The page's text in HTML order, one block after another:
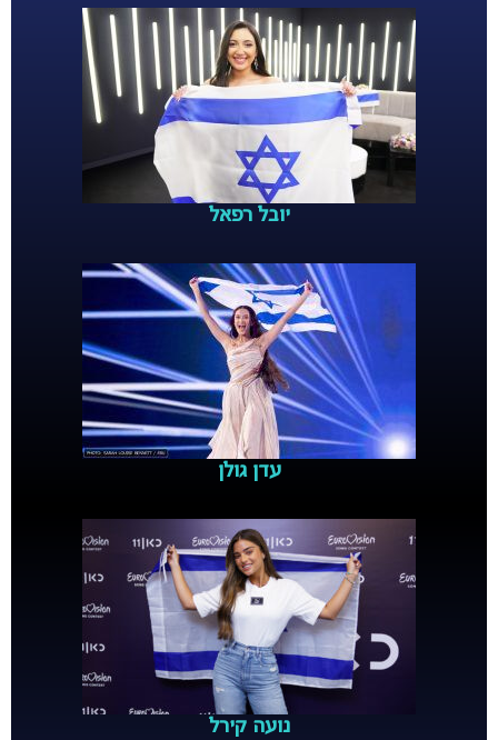
יובל רפאל
עדן גולן
נועה קירל